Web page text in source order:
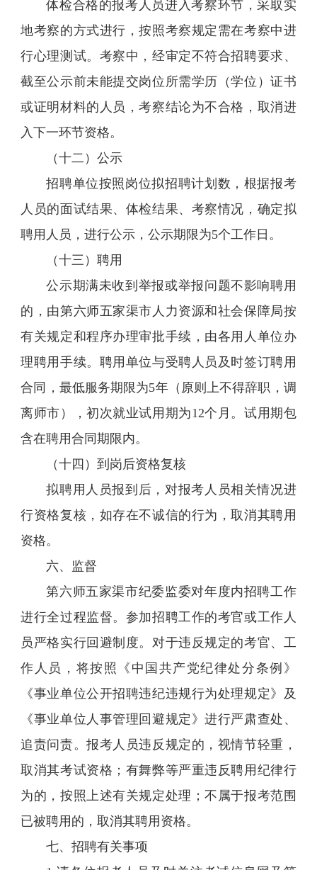
体检合格的报考人员进入考察环节，采取实
地考察的方式进行，按照考察规定需在考察中进
行心理测试。考察中，经审定不符合招聘要求、
截至公示前未能提交岗位所需学历（学位）证书
或证明材料的人员，考察结论为不合格，取消进
入下一环节资格。
（十二）公示
招聘单位按照岗位拟招聘计划数，根据报考
人员的面试结果、体检结果、考察情况，确定拟
聘用人员，进行公示，公示期限为5个工作日。
（十三）聘用
公示期满未收到举报或举报问题不影响聘用
的，由第六师五家渠市人力资源和社会保障局按
有关规定和程序办理审批手续，由各用人单位办
理聘用手续。聘用单位与受聘人员及时签订聘用
合同，最低服务期限为5年（原则上不得辞职，调
离师市），初次就业试用期为12个月。试用期包
含在聘用合同期限内。
（十四）到岗后资格复核
拟聘用人员报到后，对报考人员相关情况进
行资格复核，如存在不诚信的行为，取消其聘用
资格。
六、监督
第六师五家渠市纪委监委对年度内招聘工作
进行全过程监督。参加招聘工作的考官或工作人
员严格实行回避制度。对于违反规定的考官、工
作人员，将按照《中国共产党纪律处分条例》
《事业单位公开招聘违纪违规行为处理规定》及
《事业单位人事管理回避规定》进行严肃查处、
追责问责。报考人员违反规定的，视情节轻重，
取消其考试资格；有舞弊等严重违反聘用纪律行
为的，按照上述有关规定处理；不属于报考范围
已被聘用的，取消其聘用资格。
七、招聘有关事项